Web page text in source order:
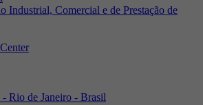
Industrial, Comercial e de Prestação de
Rio de Janeiro - Brasil